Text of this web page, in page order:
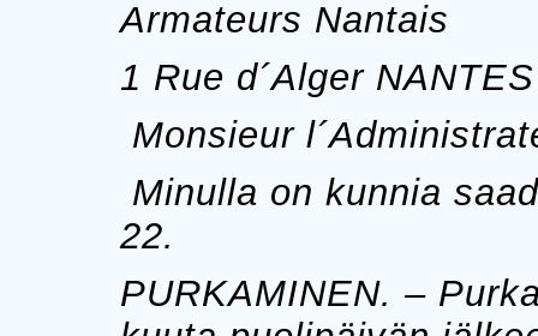
Armateurs Nantais
1 Rue d´Alger NANTES
Monsieur
Minulla on kunnia
22.
PURKAMINEN. –